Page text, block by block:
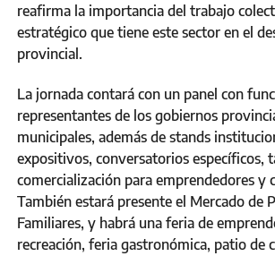
reafirma la importancia del trabajo
estratégico que tiene este sector en el
provincial.
La jornada contará con un panel con
representantes de los gobiernos
municipales, además de stands
expositivos, conversatorios específicos,
comercialización para emprendedores y
También estará presente el Mercado de
Familiares, y habrá una feria de
recreación, feria gastronómica, patio de